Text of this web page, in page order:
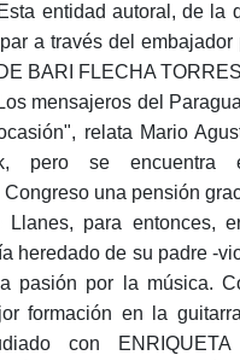
entidad autoral, de la
a través del embajador
BARI FLECHA
mensajeros del
relata Mario
pero se encuentra
una pensión
Llanes, para entonces,
heredado de su padre -
pasión por la música.
formación en la
con ENRIQUETA